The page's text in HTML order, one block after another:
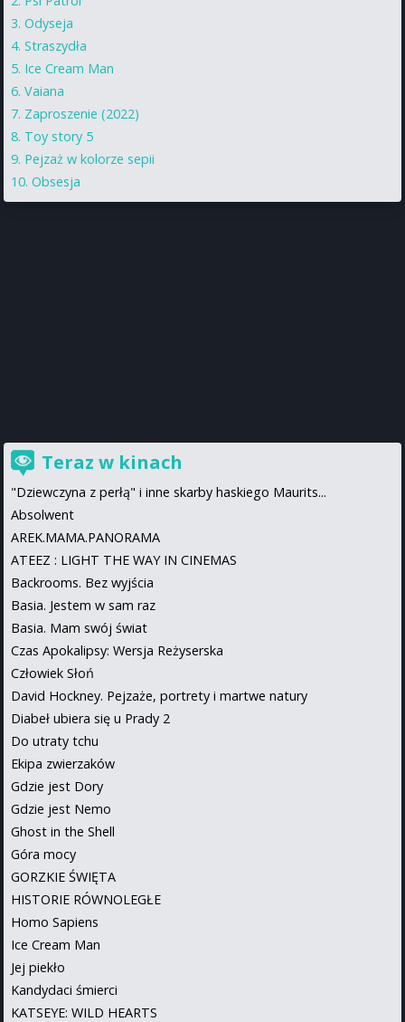
Odyseja
Straszydła
Ice Cream Man
Vaiana
Zaproszenie (2022)
Toy story 5
Pejzaż w kolorze sepii
Obsesja
Teraz w kinach
"Dziewczyna z perłą" i inne skarby haskiego Maurits...
Absolwent
AREK.MAMA.PANORAMA
ATEEZ : LIGHT THE WAY IN CINEMAS
Backrooms. Bez wyjścia
Basia. Jestem w sam raz
Basia. Mam swój świat
Czas Apokalipsy: Wersja Reżyserska
Człowiek Słoń
David Hockney. Pejzaże, portrety i martwe natury
Diabeł ubiera się u Prady 2
Do utraty tchu
Ekipa zwierzaków
Gdzie jest Dory
Gdzie jest Nemo
Ghost in the Shell
Góra mocy
GORZKIE ŚWIĘTA
HISTORIE RÓWNOLEGŁE
Homo Sapiens
Ice Cream Man
Jej piekło
Kandydaci śmierci
KATSEYE: WILD HEARTS